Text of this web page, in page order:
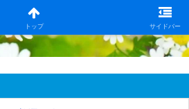
トップ サイドバー
ス録